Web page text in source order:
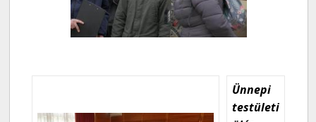
Ünnepi
testületi